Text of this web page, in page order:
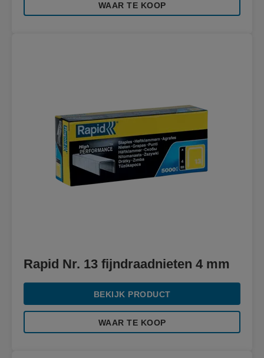
WAAR TE KOOP
Rapid Nr. 13 fijndraadnieten 4 mm
BEKIJK PRODUCT
WAAR TE KOOP